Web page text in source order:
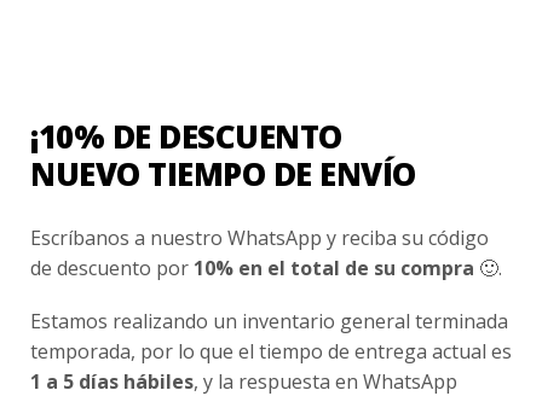
estos momentos tan complicados,...
10
Ene
¡10% DE DESCUENTO
NUEVO TIEMPO DE ENVÍO
Escríbanos a nuestro WhatsApp y reciba su código
de descuento por 10% en el total de su compra 🙂.
Estamos realizando un inventario general terminada
temporada, por lo que el tiempo de entrega actual es
1 a 5 días hábiles, y la respuesta en WhatsApp